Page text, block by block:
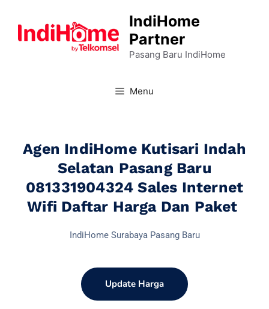
IndiHome
Partner
Pasang Baru IndiHome
Menu
Agen IndiHome Kutisari Indah
Selatan Pasang Baru
081331904324 Sales Internet
Wifi Daftar Harga Dan Paket
IndiHome Surabaya Pasang Baru
Update Harga